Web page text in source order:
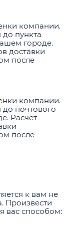
компании.
до пункта
городе.
доставки
после
компании.
до почтового
Расчет
после
к вам не
Произвести
вас способом: